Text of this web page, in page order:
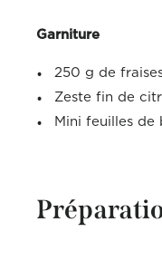
Garniture
250 g de
Zeste fin de
Mini feuilles